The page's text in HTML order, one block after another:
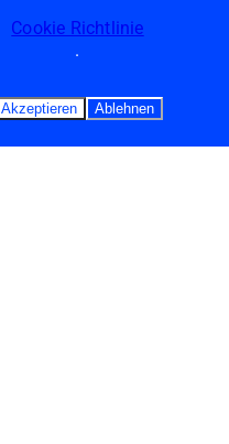
Cookie Richtlinie
.
Akzeptieren Ablehnen